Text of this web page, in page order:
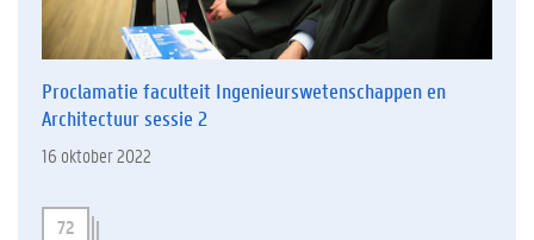
Proclamatie faculteit Ingenieurswetenschappen en
Architectuur sessie 2
16 oktober 2022
72